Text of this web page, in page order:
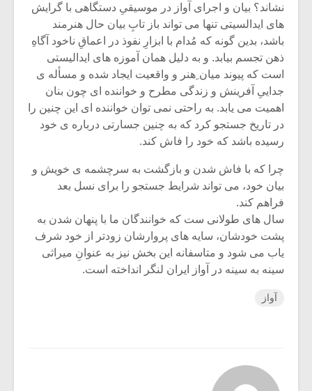
نشاند؟ بیان و اجرای آواز در موسیقیِ دستگاهی با گرایش
های ایدالسیتی تنها می تواند باز تابِ بیان حال هنرمند
باشد، بدین گونه که مُدام با ابزارِ نفوذ در اعماقِ ناخود آگاهِ
ذهن تجسم بیابد. و به دلیل همان آموزه های ایدالیستی
است که پیوند میان ِهنر و واقعیت ایجاد شده و مسأله ی
جداییِ آفرینش و زندگی مطرح و خواننده ای چون بنان
اهمیت می یابد. به راحتی نمی توان خواننده ای این چنین را
در تاریخ جستجو کرد که به چنین جسارتی درباره ی خود
رسیده باشد که خود را فاش کند.
چرا که با فاش شدن و بازگشت به سرچشمه ی خویش و
بیان خود، می تواند شرایط جستجو را برای نسل بعد
فراهم کند.
سال های طولانی ست که خوانندگان ما با پنهان شدن به
پشت خودشان، سایه های پروارشان زودتر از خود شرف
یاب می شود و متاسفانه این بخش نیز به عنوانِ میراثی
سینه به سینه در آواز ایران لنگر انداخته است.
آواز